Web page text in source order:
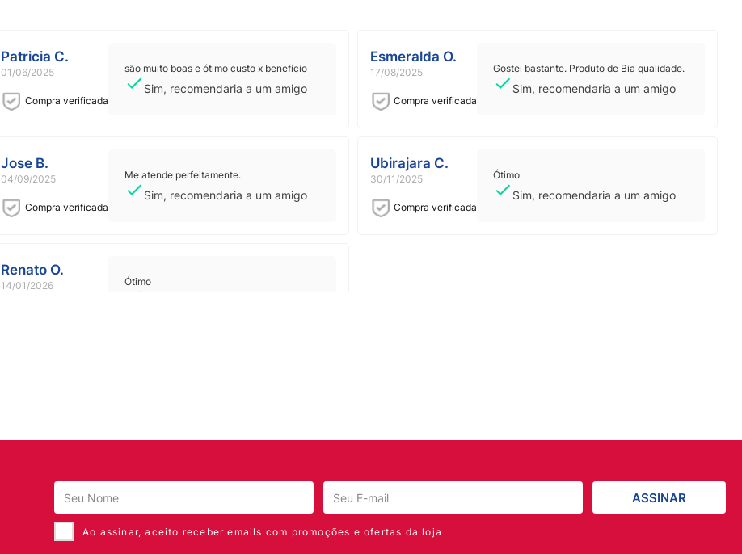
Patricia C.
01/06/2025
Compra verificada
são muito boas e ótimo custo x benefício
Sim, recomendaria a um amigo
Esmeralda O.
17/08/2025
Compra verificada
Gostei bastante. Produto de Bia qualidade.
Sim, recomendaria a um amigo
Jose B.
04/09/2025
Compra verificada
Me atende perfeitamente.
Sim, recomendaria a um amigo
Ubirajara C.
30/11/2025
Compra verificada
Ótimo
Sim, recomendaria a um amigo
Renato O.
14/01/2026 Ótimo
ASSINAR
Ao assinar, aceito receber emails com promoções e ofertas da loja